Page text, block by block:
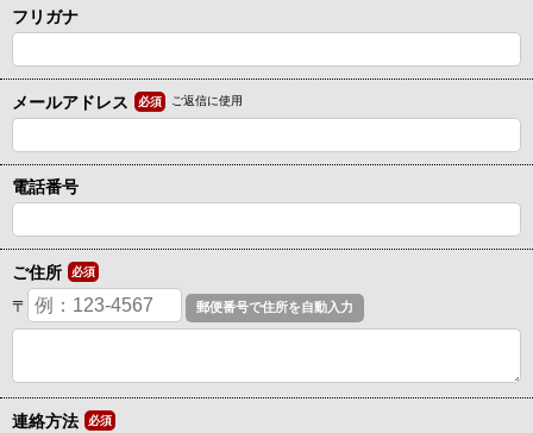
フリガナ
メールアドレス 必須 ご返信に使用
電話番号
ご住所 必須
〒
連絡方法 必須